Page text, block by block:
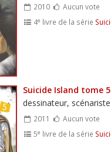
2010
Aucun vote
4e livre de la série
Suicide Island tome 5
dessinateur, scénariste
2011
Aucun vote
5e livre de la série